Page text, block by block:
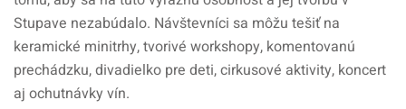
Stupave nezabúdalo. Návštevníci sa môžu tešiť na
keramické minitrhy, tvorivé workshopy, komentovanú
prechádzku, divadielko pre deti, cirkusové aktivity, koncert
aj ochutnávky vín.